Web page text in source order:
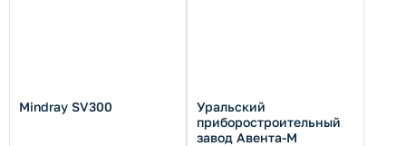
Mindray SV300
Уральский
приборостроительный
завод Авента-М